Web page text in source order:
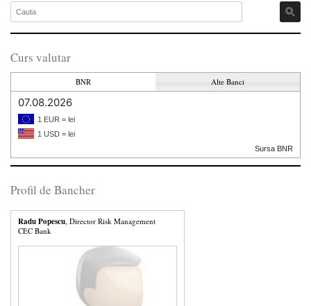
Curs valutar
BNR Alte Banci
07.08.2026
1 EUR = lei
1 USD = lei
Sursa BNR
Profil de Bancher
Radu Popescu , Director Risk Management
CEC Bank